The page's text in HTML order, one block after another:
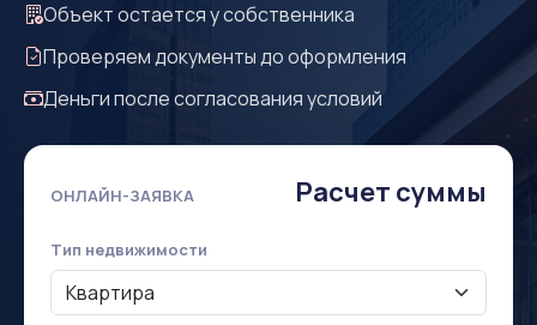
Объект остается у собственника
Проверяем документы до оформления
Деньги после согласования условий
ОНЛАЙН-ЗАЯВКА Расчет суммы
Тип недвижимости